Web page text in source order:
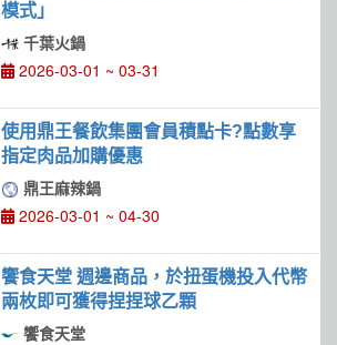
模式」
千葉火鍋
2026-03-01 ~ 03-31
使用鼎王餐飲集團會員積點卡?點數享
指定肉品加購優惠
鼎王麻辣鍋
2026-03-01 ~ 04-30
饗食天堂 週邊商品，於扭蛋機投入代幣
兩枚即可獲得捏捏球乙顆
饗食天堂